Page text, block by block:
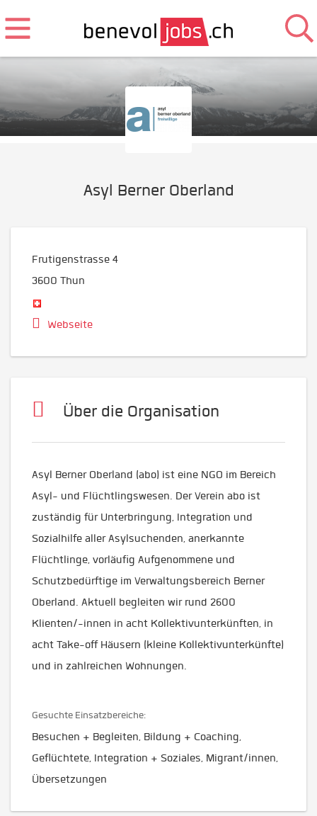
Asyl Berner Oberland
Frutigenstrasse 4
3600 Thun
Webseite
Über die Organisation
Asyl Berner Oberland (abo) ist eine NGO im Bereich
Asyl- und Flüchtlingswesen. Der Verein abo ist
zuständig für Unterbringung, Integration und
Sozialhilfe aller Asylsuchenden, anerkannte
Flüchtlinge, vorläufig Aufgenommene und
Schutzbedürftige im Verwaltungsbereich Berner
Oberland. Aktuell begleiten wir rund 2600
Klienten/-innen in acht Kollektivunterkünften, in
acht Take-off Häusern (kleine Kollektivunterkünfte)
und in zahlreichen Wohnungen.
Gesuchte Einsatzbereiche:
Besuchen + Begleiten, Bildung + Coaching,
Geflüchtete, Integration + Soziales, Migrant/innen,
Übersetzungen